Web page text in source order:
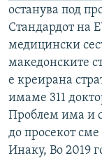
останува под
Стандардот на
медицински
македонските
е креирана
имаме 311
Проблем има и
до просекот
Инаку, Во 2019